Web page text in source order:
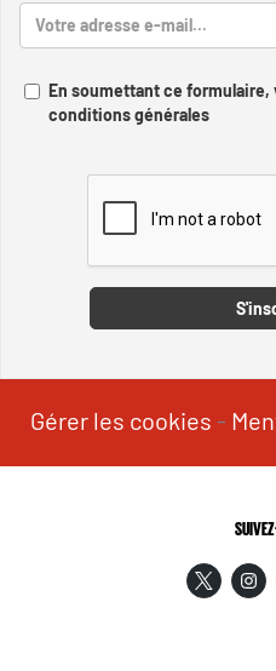
En soumettant ce formulaire,
conditions générales
Gérer les cookies -